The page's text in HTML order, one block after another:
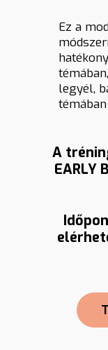
Ez a
legyél,
A
EARLY